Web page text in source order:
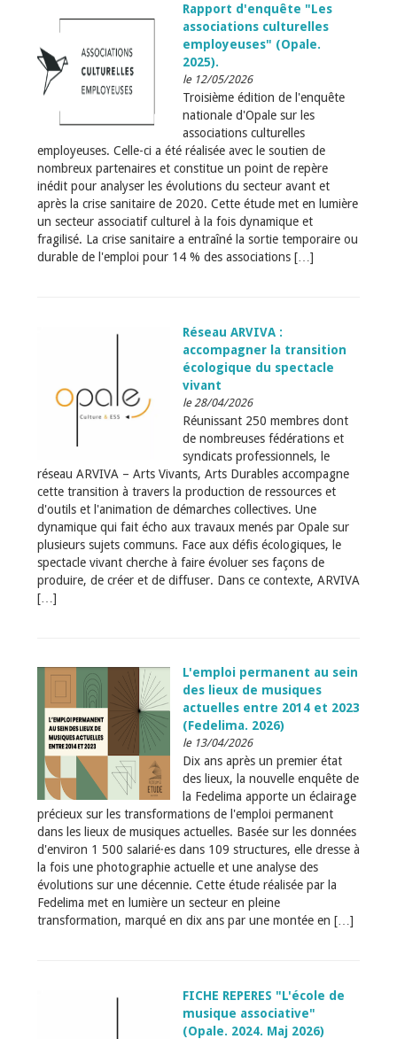
Rapport d'enquête "Les
associations culturelles
employeuses" (Opale.
2025).
le 12/05/2026
Troisième édition de l'enquête
nationale d'Opale sur les
associations culturelles
employeuses. Celle-ci a été réalisée avec le soutien de
nombreux partenaires et constitue un point de repère
inédit pour analyser les évolutions du secteur avant et
après la crise sanitaire de 2020. Cette étude met en lumière
un secteur associatif culturel à la fois dynamique et
fragilisé. La crise sanitaire a entraîné la sortie temporaire ou
durable de l'emploi pour 14 % des associations […]
Réseau ARVIVA :
accompagner la transition
écologique du spectacle
vivant
le 28/04/2026
Réunissant 250 membres dont
de nombreuses fédérations et
syndicats professionnels, le
réseau ARVIVA – Arts Vivants, Arts Durables accompagne
cette transition à travers la production de ressources et
d'outils et l'animation de démarches collectives. Une
dynamique qui fait écho aux travaux menés par Opale sur
plusieurs sujets communs. Face aux défis écologiques, le
spectacle vivant cherche à faire évoluer ses façons de
produire, de créer et de diffuser. Dans ce contexte, ARVIVA
[…]
L'emploi permanent au sein
des lieux de musiques
actuelles entre 2014 et 2023
(Fedelima. 2026)
le 13/04/2026
Dix ans après un premier état
des lieux, la nouvelle enquête de
la Fedelima apporte un éclairage
précieux sur les transformations de l'emploi permanent
dans les lieux de musiques actuelles. Basée sur les données
d'environ 1 500 salarié·es dans 109 structures, elle dresse à
la fois une photographie actuelle et une analyse des
évolutions sur une décennie. Cette étude réalisée par la
Fedelima met en lumière un secteur en pleine
transformation, marqué en dix ans par une montée en […]
FICHE REPERES "L'école de
musique associative"
(Opale. 2024. Maj 2026)